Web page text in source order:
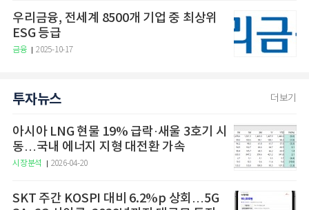
우리금융, 전세계 8500개 기업 중 최상위
ESG 등급
금융 2025-10-17
투자뉴스 더보기
아시아 LNG 현물 19% 급락·새울 3호기 시
동…국내 에너지 지형 대전환 가속
시장분석 2026-04-20
SKT 주간 KOSPI 대비 6.2%p 상회…5G